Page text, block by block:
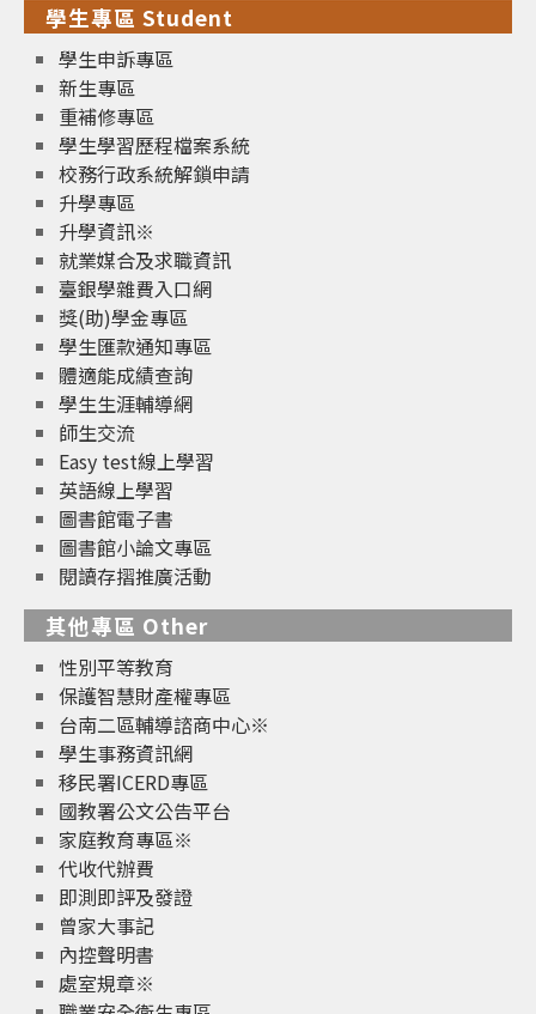
學生專區 Student
學生申訴專區
新生專區
重補修專區
學生學習歷程檔案系統
校務行政系統解鎖申請
升學專區
升學資訊※
就業媒合及求職資訊
臺銀學雜費入口網
獎(助)學金專區
學生匯款通知專區
體適能成績查詢
學生生涯輔導網
師生交流
Easy test線上學習
英語線上學習
圖書館電子書
圖書館小論文專區
閱讀存摺推廣活動
其他專區 Other
性別平等教育
保護智慧財產權專區
台南二區輔導諮商中心※
學生事務資訊網
移民署ICERD專區
國教署公文公告平台
家庭教育專區※
代收代辦費
即測即評及發證
曾家大事記
內控聲明書
處室規章※